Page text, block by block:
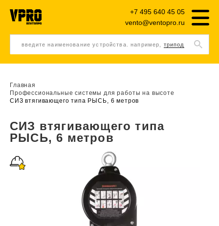
введите наименование устройства. например, трипод
vento@ventopro.ru
+7 495 640 45 05
Главная
Профессиональные системы для работы на высоте
СИЗ втягивающего типа РЫСЬ, 6 метров
СИЗ втягивающего типа
РЫСЬ, 6 метров